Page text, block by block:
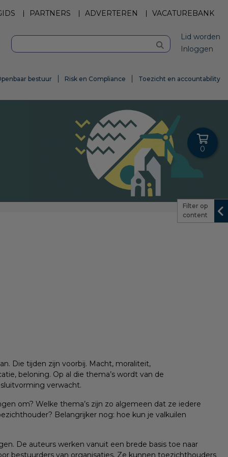
Filter op
content
PARTNERS ADVERTEREN VACATUREBANK
Lid worden
Inloggen
bestuur Risk en Compliance Toezicht en accountability
0
Die tijden zijn voorbij. Macht, moraliteit,
beloning. Op al die thema’s wordt van de
verwacht.
om? Welke thema’s zijn zo algemeen dat ze iedere
Belangrijker nog: hoe kun je valkuilen
De auteurs werken vanuit een brede basis toe naar
bestuurders van organisaties. Ze kunnen toezichthouders